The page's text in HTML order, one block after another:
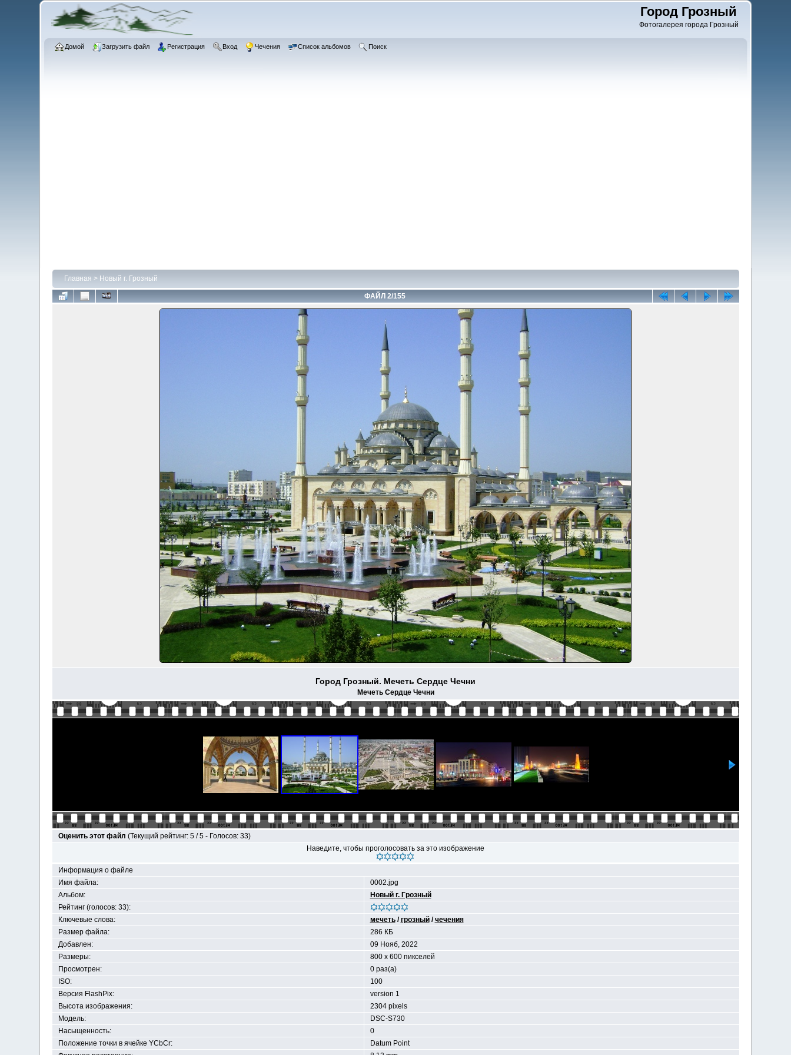
Город Грозный
Фотогалерея города Грозный
Домой Загрузить файл Регистрация Вход Чечения Список альбомов Поиск
Главная > Новый г. Грозный
ФАЙЛ 2/155
Город Грозный. Мечеть Сердце Чечни
Мечеть Сердце Чечни
Оценить этот файл (Текущий рейтинг: 5 / 5 - Голосов: 33)
Наведите, чтобы проголосовать за это изображение
Информация о файле
Имя файла:
0002.jpg
Альбом:
Новый г. Грозный
Рейтинг (голосов: 33):
Ключевые слова:
мечеть/грозный/чечения
Размер файла:
286 КБ
Добавлен:
09 Нояб, 2022
Размеры:
800 x 600 пикселей
Просмотрен:
0 раз(а)
ISO:
100
Версия FlashPix:
version 1
Высота изображения:
2304 pixels
Модель:
DSC-S730
Насыщенность:
0
Положение точки в ячейке YСbCr:
Datum Point